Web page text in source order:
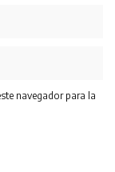
navegador para la